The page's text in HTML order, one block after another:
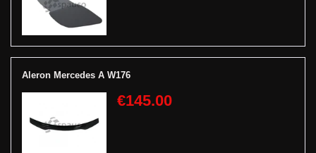
Aleron Mercedes A W176
€145.00